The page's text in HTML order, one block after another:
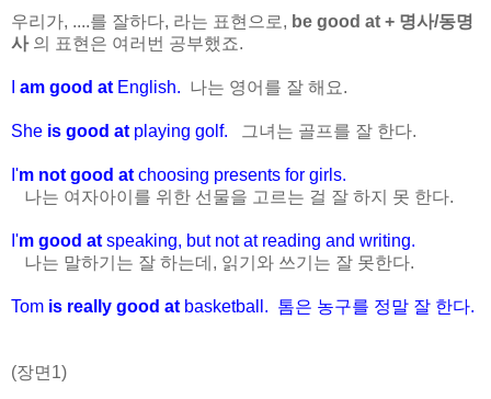
우리가, ....를 잘하다, 라는 표현으로, be good at + 명사/동명
사 의 표현은 여러번 공부했죠.
am good at English. 나는 영어를 잘 해요.
She is good at playing golf. 그녀는 골프를 잘 한다.
I'm not good at choosing presents for girls.
나는 여자아이를 위한 선물을 고르는 걸 잘 하지 못 한다.
I'm good at speaking, but not at reading and writing.
나는 말하기는 잘 하는데, 읽기와 쓰기는 잘 못한다.
Tom is really good at basketball. 톰은 농구를 정말 잘 한다.
(장면1)